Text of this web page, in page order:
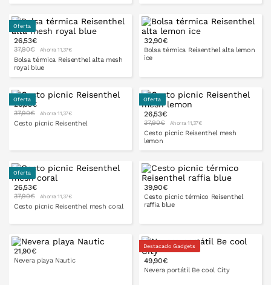
PONLO EN LA CESTA
Oferta
26,53€
37,90€ Ahorra 11,37€
Bolsa térmica Reisenthel alta mesh
royal blue
PONLO EN LA CESTA
32,90€
Bolsa térmica Reisenthel alta lemon
ice
PONLO EN LA CESTA
Oferta
26,53€
37,90€ Ahorra 11,37€
Cesto picnic Reisenthel
Oferta
26,53€
37,90€ Ahorra 11,37€
Cesto picnic Reisenthel mesh
lemon
PONLO EN LA CESTA
Oferta
26,53€
37,90€ Ahorra 11,37€
Cesto picnic Reisenthel mesh coral
PONLO EN LA CESTA
39,90€
Cesto picnic térmico Reisenthel
raffia blue
21,90€
Nevera playa Nautic
Destacado Gadgets
49,90€
Nevera portátil Be cool City